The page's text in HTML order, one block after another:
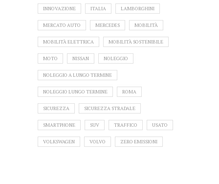
INNOVAZIONE ITALIA LAMBORGHINI
MERCATO AUTO MERCEDES MOBILITÀ
MOBILITÀ ELETTRICA MOBILITÀ SOSTENIBILE
MOTO NISSAN NOLEGGIO
NOLEGGIO A LUNGO TERMINE
NOLEGGIO LUNGO TERMINE ROMA
SICUREZZA SICUREZZA STRADALE
SMARTPHONE SUV TRAFFICO USATO
VOLKSWAGEN VOLVO ZERO EMISSIONI